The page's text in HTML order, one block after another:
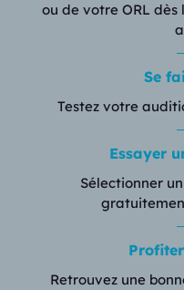
ou de votre ORL dès
Se
Testez votre
Essayer
Sélectionner
Retrouvez une